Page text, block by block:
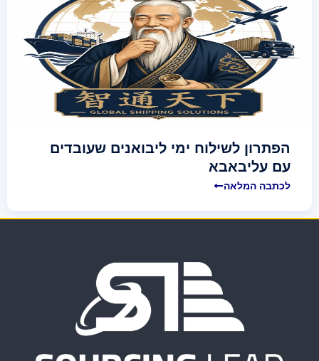
הפתרון לשילוח ימי ליבואנים שעובדים
עם עליבאבא
לכתבה המלאה